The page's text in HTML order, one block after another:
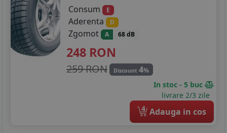
215/55R16
215/60R16
215/65R16
Consum
E
Aderenta D
Zgomot A 68 dB
248 RON
259 RON Discount 4%
In stoc - 5 buc
livrare 2/3 zile
4 Adauga in cos